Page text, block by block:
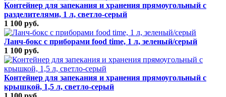
Контейнер для запекания и хранения прямоугольный с
разделителями, 1 л, светло-серый
1 100 руб.
Ланч-бокс с приборами food time, 1 л, зеленый/серый
1 100 руб.
Контейнер для запекания и хранения прямоугольный с
крышкой, 1,5 л, светло-серый